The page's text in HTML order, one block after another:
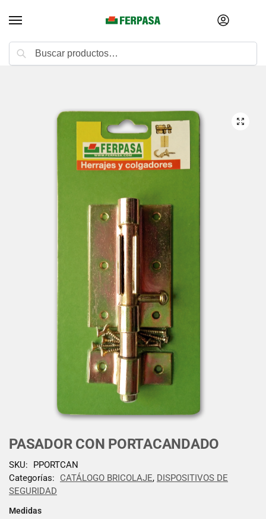
PASADOR CON PORTACANDADO
Medidas
SKU:
PPORTCAN
Categorías:
CATÁLOGO BRICOLAJE, DISPOSITIVOS DE
SEGURIDAD